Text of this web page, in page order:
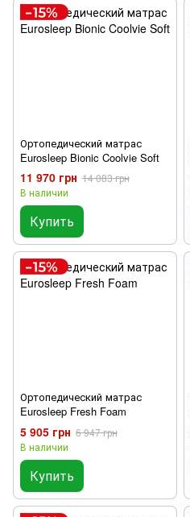
Ортопедический матрас
Eurosleep Bionic Coolvie Soft
11 970 грн 14 083 грн
В наличии
Купить
Ортопедический матрас
Eurosleep Fresh Foam
5 905 грн 6 947 грн
В наличии
Купить